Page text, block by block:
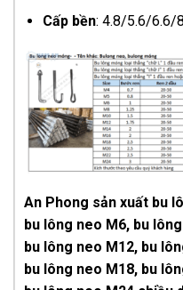
Cấp bền: 4.8/5.6/6.6/
An Phong sản xuất bu
bu lông neo M6, bu
bu lông neo M12, bu
bu lông neo M18, bu